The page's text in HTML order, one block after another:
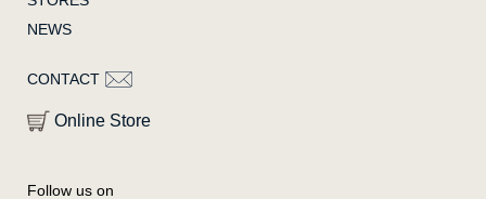
NEWS
CONTACT
Online Store
Follow us on